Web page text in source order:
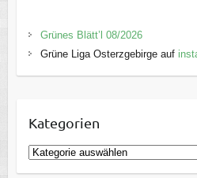
Grünes Blätt’l 08/2026
Grüne Liga Osterzgebirge auf
Kategorien
K
a